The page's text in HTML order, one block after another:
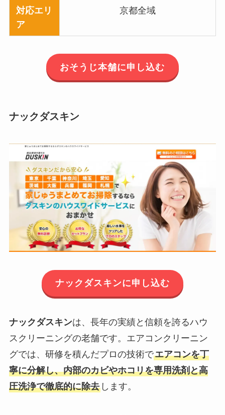
対応エリ
ア
京都全域
おそうじ本舗に申し込む
ナックダスキン
ナックダスキンに申し込む
ナックダスキンは、長年の実績と信頼を誇るハウ
スクリーニングの老舗です。エアコンクリーニン
グでは、研修を積んだプロの技術でエアコンを丁
寧に分解し、内部のカビやホコリを専用洗剤と高
圧洗浄で徹底的に除去します。